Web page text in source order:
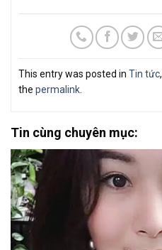
This entry was posted in Tin tức,
the permalink
Tin cùng chuyên mục: